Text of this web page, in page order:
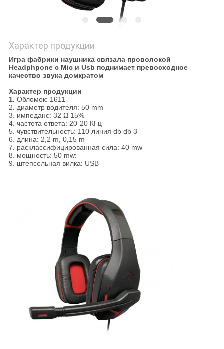
Характер продукции
Игра фабрики наушника связала проволокой
Headphpone с Mic и Usb поднимает превосходное
качество звука домкратом
Характер продукции
1. Обломок: 1611
2. диаметр водителя: 50 mm
3. импеданс: 32 Ω 15%
4. частота ответа: 20-20 КГц
5. чувствительность: 110 линия db db 3
6. длина: 2,2 m, 0,15 m
7. расклассифицированная сила: 40 mw
8. мощность: 50 mw:
9. штепсельная вилка: USB